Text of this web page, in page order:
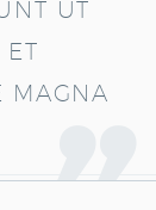
UT
ET
MAGNA